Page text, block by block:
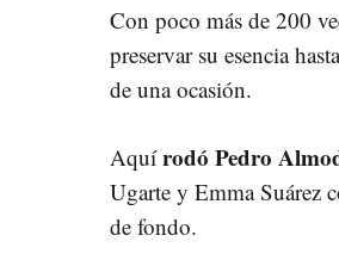
Con poco más de 200
preservar su esencia
de una ocasión.
Aquírodó Pedro
Ugarte y Emma Suárez
de fondo.